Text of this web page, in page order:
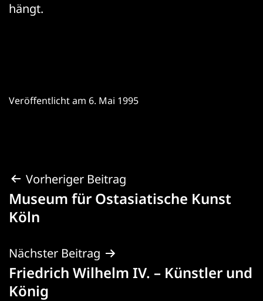
hängt.
Veröffentlicht am 6. Mai 1995
Beitragsnavigation
Vorheriger Beitrag
Museum für Ostasiatische Kunst
Köln
Nächster Beitrag
Friedrich Wilhelm IV. – Künstler und
König